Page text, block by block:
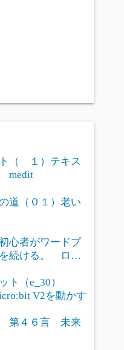
（ １）テキス
medit
道（０１）老い
心者がワードプ
続ける。 ログ
ト（e_30）
V2を動かす
第４６言 未来